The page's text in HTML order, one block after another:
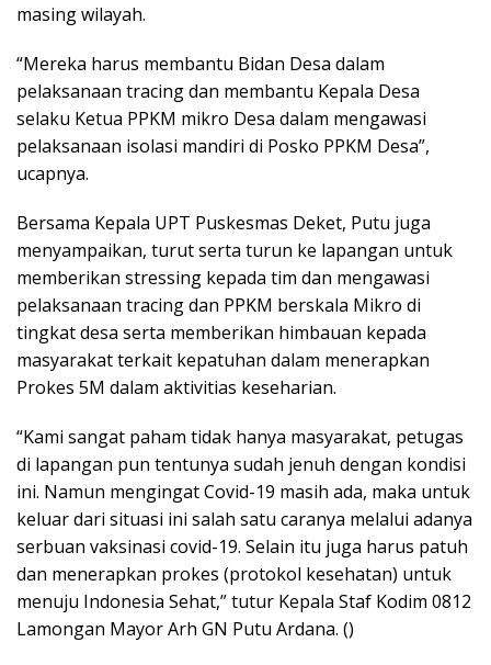
masing wilayah.
“Mereka harus membantu Bidan Desa dalam
pelaksanaan tracing dan membantu Kepala Desa
selaku Ketua PPKM mikro Desa dalam mengawasi
pelaksanaan isolasi mandiri di Posko PPKM Desa”,
ucapnya.
Bersama Kepala UPT Puskesmas Deket, Putu juga
menyampaikan, turut serta turun ke lapangan untuk
memberikan stressing kepada tim dan mengawasi
pelaksanaan tracing dan PPKM berskala Mikro di
tingkat desa serta memberikan himbauan kepada
masyarakat terkait kepatuhan dalam menerapkan
Prokes 5M dalam aktivitias keseharian.
“Kami sangat paham tidak hanya masyarakat, petugas
di lapangan pun tentunya sudah jenuh dengan kondisi
ini. Namun mengingat Covid-19 masih ada, maka untuk
keluar dari situasi ini salah satu caranya melalui adanya
serbuan vaksinasi covid-19. Selain itu juga harus patuh
dan menerapkan prokes (protokol kesehatan) untuk
menuju Indonesia Sehat,” tutur Kepala Staf Kodim 0812
Lamongan Mayor Arh GN Putu Ardana. ()